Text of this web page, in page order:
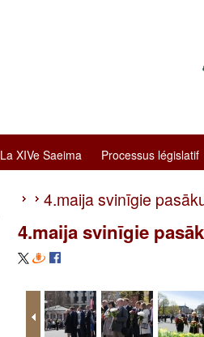
La XIVe Saeima Processus législatif
4.maija svinīgie
4.maija svinīgie